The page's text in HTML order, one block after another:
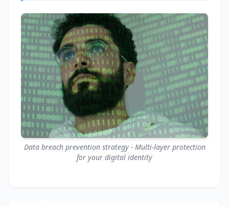
Data breach prevention strategy - Multi-layer protection
for your digital identity